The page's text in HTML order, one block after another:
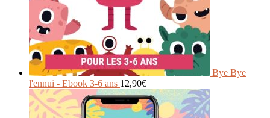
Bye Bye
l'ennui - Ebook 3-6 ans 12,90€